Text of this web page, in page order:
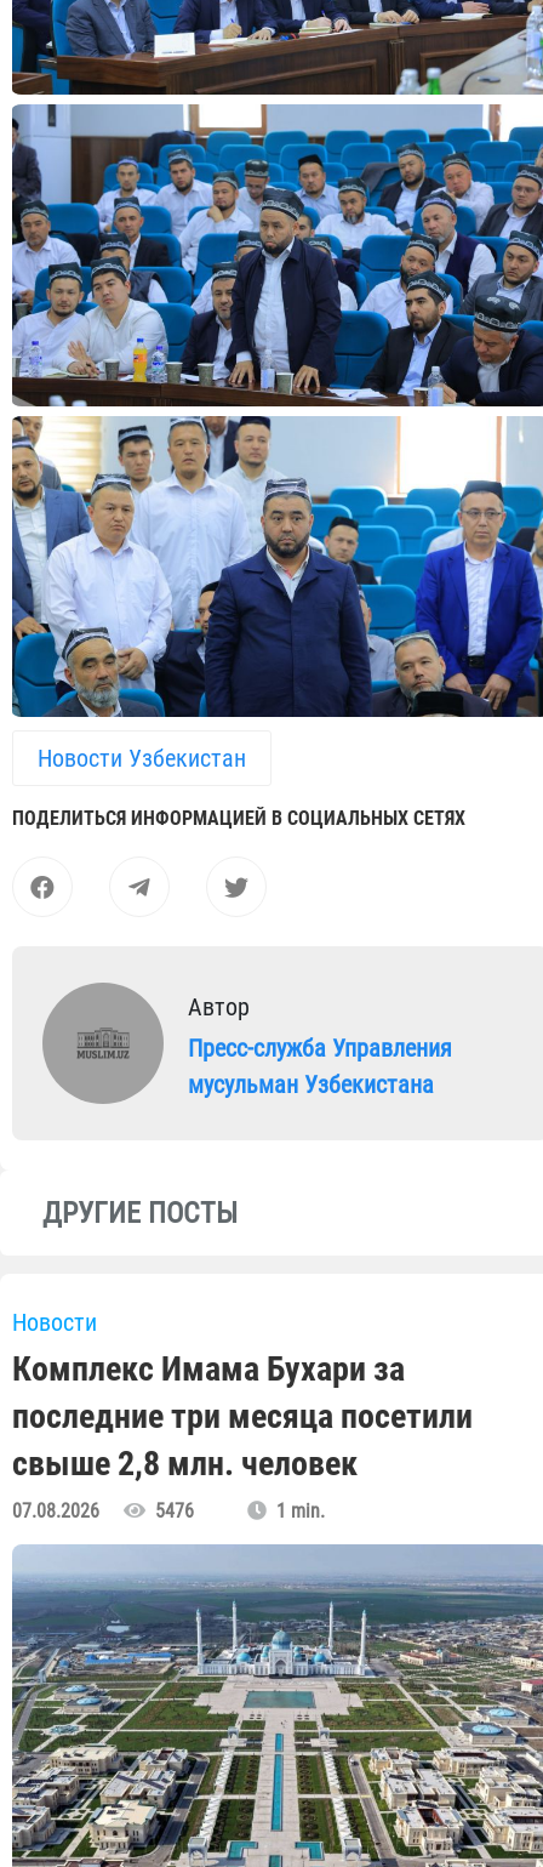
Новости Узбекистан
ПОДЕЛИТЬСЯ ИНФОРМАЦИЕЙ В СОЦИАЛЬНЫХ СЕТЯХ
Автор
Пресс-служба Управления
мусульман Узбекистана
ДРУГИЕ ПОСТЫ
Новости
Комплекс Имама Бухари за
последние три месяца посетили
свыше 2,8 млн. человек
07.08.2026 5476 1 min.